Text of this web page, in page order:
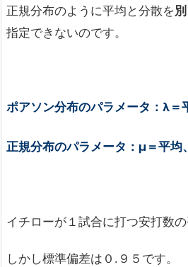
正規分布のように平均と分散を
指定できないのです。
ポアソン分布のパラメータ：λ＝
正規分布のパラメータ：μ＝平均
イチローが１試合に打つ安打数
しかし標準偏差は０.９５です。